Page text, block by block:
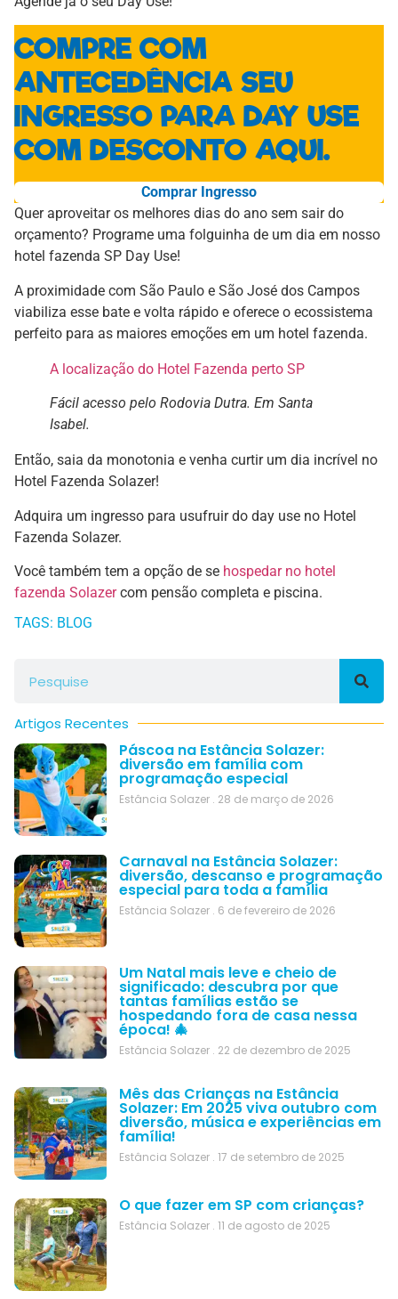
COMPRE COM
ANTECEDÊNCIA SEU
INGRESSO PARA DAY USE
COM DESCONTO AQUI.
Comprar Ingresso
Quer aproveitar os melhores dias do ano sem sair do
orçamento? Programe uma folguinha de um dia em nosso
hotel fazenda SP Day Use!
A proximidade com São Paulo e São José dos Campos
viabiliza esse bate e volta rápido e oferece o ecossistema
perfeito para as maiores emoções em um hotel fazenda.
A localização do Hotel Fazenda perto SP
Fácil acesso pelo Rodovia Dutra. Em Santa
Isabel.
Então, saia da monotonia e venha curtir um dia incrível no
Hotel Fazenda Solazer!
Adquira um ingresso para usufruir do day use no Hotel
Fazenda Solazer.
Você também tem a opção de se hospedar no hotel
fazenda Solazercom pensão completa e piscina.
TAGS: BLOG
Artigos Recentes
Páscoa na Estância Solazer:
diversão em família com
programação especial
Estância Solazer 28 de março de 2026
Carnaval na Estância Solazer:
diversão, descanso e programação
especial para toda a família
Estância Solazer 6 de fevereiro de 2026
Um Natal mais leve e cheio de
significado: descubra por que
tantas famílias estão se
hospedando fora de casa nessa
época! 🎄
Estância Solazer 22 de dezembro de 2025
Mês das Crianças na Estância
Solazer: Em 2025 viva outubro com
diversão, música e experiências em
família!
Estância Solazer 17 de setembro de 2025
O que fazer em SP com crianças?
Estância Solazer 11 de agosto de 2025